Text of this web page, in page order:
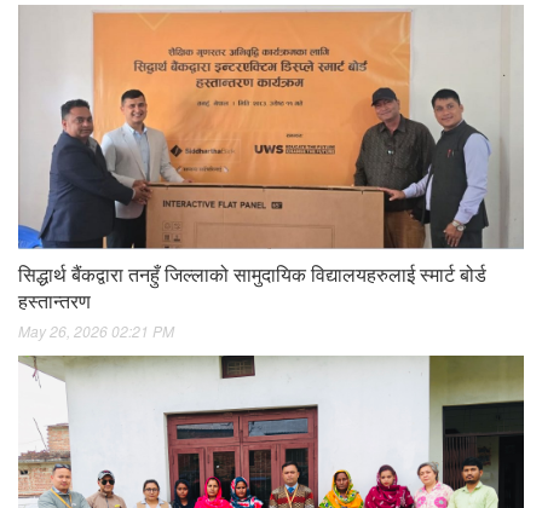
सिद्धार्थ बैंकद्वारा तनहुँ जिल्लाको सामुदायिक विद्यालयहरुलाई स्मार्ट बोर्ड
हस्तान्तरण
May 26, 2026 02:21 PM